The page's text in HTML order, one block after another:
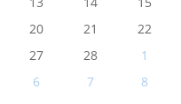
20 21
22
27 28
1
6 7 8